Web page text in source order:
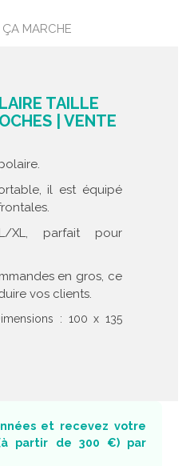
MARCHE
TAILLE
| VENTE
il est équipé
XL, parfait pour
en gros, ce
vos clients.
: 100 x 135
et recevez votre
partir de 300 €) par